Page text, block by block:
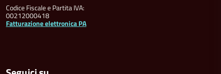
Codice Fiscale e Partita IVA:
00212000418
Fatturazione elettronica PA